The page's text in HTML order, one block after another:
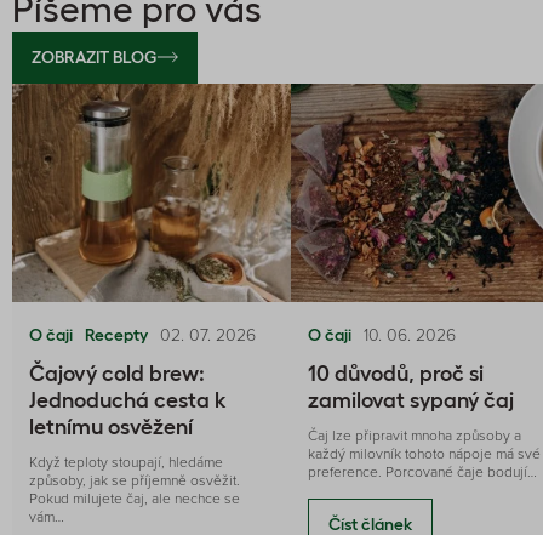
Píšeme pro vás
O čaji Recepty 02. 07. 2026
Čajový cold brew:
Jednoduchá cesta k
letnímu osvěžení
Když teploty stoupají, hledáme
způsoby, jak se příjemně osvěžit.
Pokud milujete čaj, ale nechce se
vám…
O čaji 10. 06. 2026
10 důvodů, proč si
zamilovat sypaný čaj
Čaj lze připravit mnoha způsoby a
každý milovník tohoto nápoje má své
preference. Porcované čaje bodují…
Číst článek
ZOBRAZIT BLOG